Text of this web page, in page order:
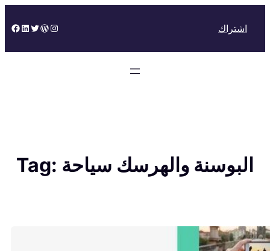
to
Facebook
LinkedIn
Twitter
WordPress
Instagram اشتراك
Tag: البوسنة والهرسك سياحة